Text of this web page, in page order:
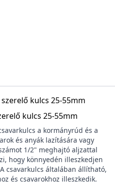
kulcs 25-55mm
a kormányrúd és a
és anyák lazítására vagy
1/2" meghajtó aljzattal
hogy könnyedén illeszkedjen
csavarkulcs általában állítható,
és csavarokhoz illeszkedik.